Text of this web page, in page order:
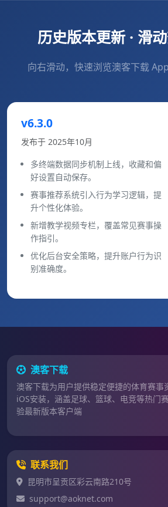
历史版本更新 · 滑
向右滑动，快速浏览澳客下载
v6.3.0
发布于 2025年10月
多终端数据同步机制上线，收藏和偏
好设置自动保存。
赛事推荐系统引入行为学习逻辑，提
升个性化体验。
新增教学视频专栏，覆盖常见赛事操
作指引。
优化后台安全策略，提升账户行为识
别准确度。
澳客下载
澳客下载为用户提供稳定便捷的体育赛事
iOS安装，涵盖足球、篮球、电竞等热门
验最新版本客户端
联系我们
昆明市呈贡区彩云南路210号
support@aoknet.com